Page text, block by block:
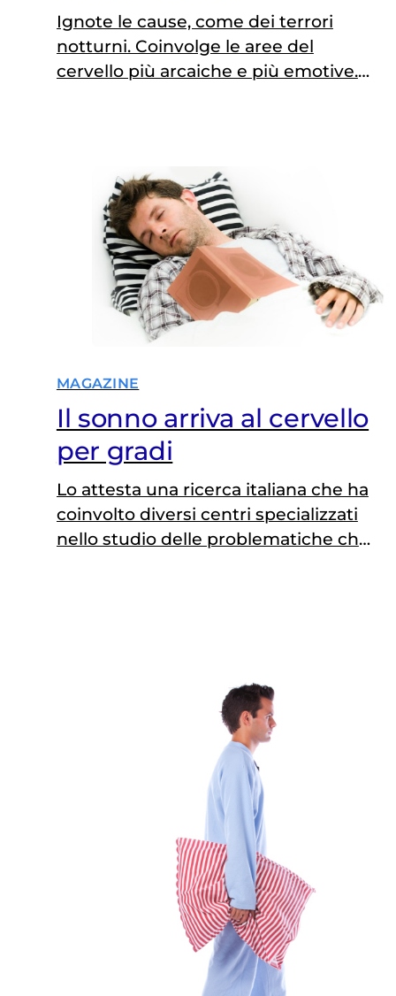
Ignote le cause, come dei terrori
notturni. Coinvolge le aree del
cervello più arcaiche e più emotive.
MAGAZINE
Il sonno arriva al cervello
per gradi
Lo attesta una ricerca italiana che ha
coinvolto diversi centri specializzati
nello studio delle problematiche che